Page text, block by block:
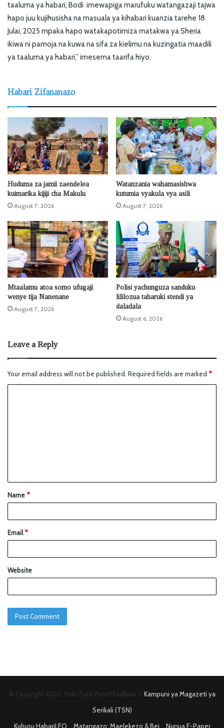
taaluma ya habari, Bodi imewapiga marufuku watangazaji tajwa
hapo juu kujihusisha na masuala ya kihabari kuanzia tarehe 18
Julai, 2025 mpaka hapo watakapotimiza matakwa ya Sheria
ikiwa ni pamoja na kuwa na sifa za kielimu na kuzingatia maadili
ya taaluma ya habari,” imesema taarifa hiyo.
Habari Zifananazo
Huduma za jamii zaendelea
kuimarika kijiji cha Makulu
August 7, 2026
Watanzania wahamasishwa
kutumia vyakula vya asili
August 7, 2026
Mtaalamu atoa somo ufugaji
wenye tija Nanenane
August 7, 2026
Polisi yachunguza sanduku
lililozua taharuki stendi ya
daladala
August 6, 2026
Leave a Reply
Your email address will not be published. Required fields are marked *
Name*
Email*
Website
© Copyright 2026, Haki Zote Zimehifadhiwa | Kampuni ya Magazeti ya
Serikali (TSN)
Kuhusu HabariLEO
Matangazo: Maelekezo & Bei Nunua E-Paper